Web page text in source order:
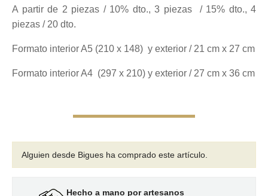
hasta
25,00€
A partir de 2 piezas / 10% dto., 3 piezas / 15% dto., 4
piezas / 20 dto.
Formato interior A5 (210 x 148) y exterior / 21 cm x 27 cm
Formato interior A4 (297 x 210) y exterior / 27 cm x 36 cm
Alguien desde Bigues ha comprado este artículo.
Hecho a mano por artesanos